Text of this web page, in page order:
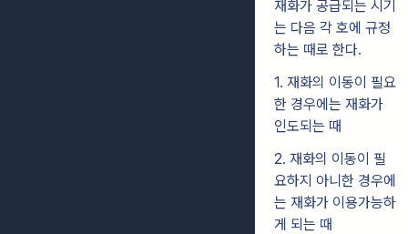
재화가 공급되는 시기
는 다음 각 호에 규정
하는 때로 한다.
1. 재화의 이동이 필요
한 경우에는 재화가
인도되는 때
2. 재화의 이동이 필
요하지 아니한 경우에
는 재화가 이용가능하
게 되는 때